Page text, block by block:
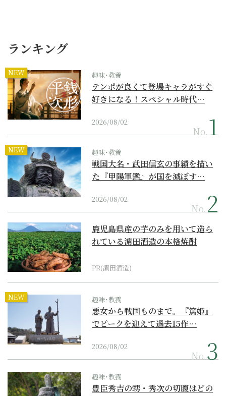
ランキング
NEW 趣味･教養
テンポが良くて登場キャラがすぐ
好きになる！スペシャル時代…
2026/08/02
No.
NEW 趣味･教養
戦国大名・武田信玄の事績を描い
た『甲陽軍鑑』が国を滅ぼす…
2026/08/02
No.
鹿児島県産の芋のみを用いて造ら
れている濵田酒造の本格焼酎
PR(濵田酒造)
NEW 趣味･教養
悪女から戦国ものまで。『篤姫』
でピークを迎えて過去15作…
2026/08/02
No.
趣味･教養
豊臣秀吉の甥・秀次の切腹はどの